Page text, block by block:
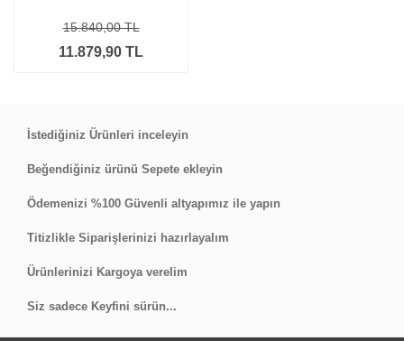
11.879,90 TL
15.840,00 TL
İstediğiniz Ürünleri inceleyin
Beğendiğiniz ürünü Sepete ekleyin
Ödemenizi %100 Güvenli altyapımız ile yapın
Titizlikle Siparişlerinizi hazırlayalım
Ürünlerinizi Kargoya verelim
Siz sadece Keyfini sürün...